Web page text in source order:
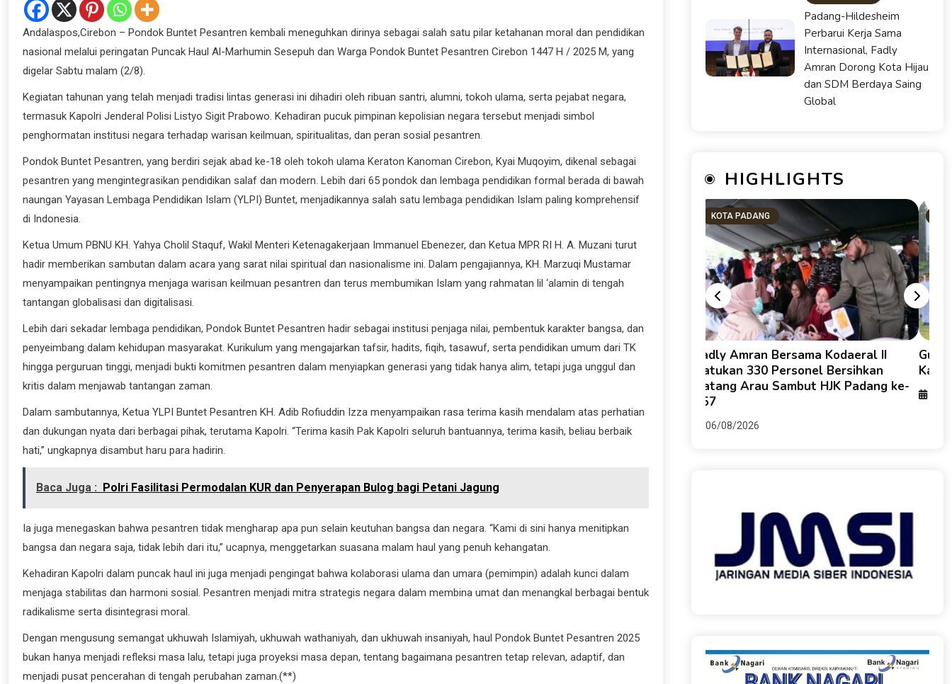
Andalaspos,Cirebon – Pondok Buntet Pesantren kembali meneguhkan dirinya sebagai salah satu pilar ketahanan moral dan pendidikan
nasional melalui peringatan Puncak Haul Al-Marhumin Sesepuh dan Warga Pondok Buntet Pesantren Cirebon 1447 H / 2025 M, yang
digelar Sabtu malam (2/8).
Kegiatan tahunan yang telah menjadi tradisi lintas generasi ini dihadiri oleh ribuan santri, alumni, tokoh ulama, serta pejabat negara,
termasuk Kapolri Jenderal Polisi Listyo Sigit Prabowo. Kehadiran pucuk pimpinan kepolisian negara tersebut menjadi simbol
penghormatan institusi negara terhadap warisan keilmuan, spiritualitas, dan peran sosial pesantren.
Pondok Buntet Pesantren, yang berdiri sejak abad ke-18 oleh tokoh ulama Keraton Kanoman Cirebon, Kyai Muqoyim, dikenal sebagai
pesantren yang mengintegrasikan pendidikan salaf dan modern. Lebih dari 65 pondok dan lembaga pendidikan formal berada di bawah
naungan Yayasan Lembaga Pendidikan Islam (YLPI) Buntet, menjadikannya salah satu lembaga pendidikan Islam paling komprehensif
di Indonesia.
Ketua Umum PBNU KH. Yahya Cholil Staquf, Wakil Menteri Ketenagakerjaan Immanuel Ebenezer, dan Ketua MPR RI H. A. Muzani turut
hadir memberikan sambutan dalam acara yang sarat nilai spiritual dan nasionalisme ini. Dalam pengajiannya, KH. Marzuqi Mustamar
menyampaikan pentingnya menjaga warisan keilmuan pesantren dan terus membumikan Islam yang rahmatan lil ‘alamin di tengah
tantangan globalisasi dan digitalisasi.
Lebih dari sekadar lembaga pendidikan, Pondok Buntet Pesantren hadir sebagai institusi penjaga nilai, pembentuk karakter bangsa, dan
penyeimbang dalam kehidupan masyarakat. Kurikulum yang mengajarkan tafsir, hadits, fiqih, tasawuf, serta pendidikan umum dari TK
hingga perguruan tinggi, menjadi bukti komitmen pesantren dalam menyiapkan generasi yang tidak hanya alim, tetapi juga unggul dan
kritis dalam menjawab tantangan zaman.
Dalam sambutannya, Ketua YLPI Buntet Pesantren KH. Adib Rofiuddin Izza menyampaikan rasa terima kasih mendalam atas perhatian
dan dukungan nyata dari berbagai pihak, terutama Kapolri. “Terima kasih Pak Kapolri seluruh bantuannya, terima kasih, beliau berbaik
hati,” ungkapnya disambut haru para hadirin.
Baca Juga : Polri Fasilitasi Permodalan KUR dan Penyerapan Bulog bagi Petani Jagung
Ia juga menegaskan bahwa pesantren tidak mengharap apa pun selain keutuhan bangsa dan negara. “Kami di sini hanya menitipkan
bangsa dan negara saja, tidak lebih dari itu,” ucapnya, menggetarkan suasana malam haul yang penuh kehangatan.
Kehadiran Kapolri dalam puncak haul ini juga menjadi pengingat bahwa kolaborasi ulama dan umara (pemimpin) adalah kunci dalam
menjaga stabilitas dan harmoni sosial. Pesantren menjadi mitra strategis negara dalam membina umat dan menangkal berbagai bentuk
radikalisme serta disintegrasi moral.
Dengan mengusung semangat ukhuwah Islamiyah, ukhuwah wathaniyah, dan ukhuwah insaniyah, haul Pondok Buntet Pesantren 2025
bukan hanya menjadi refleksi masa lalu, tetapi juga proyeksi masa depan, tentang bagaimana pesantren tetap relevan, adaptif, dan
menjadi pusat pencerahan di tengah perubahan zaman.(**)
Padang-Hildesheim
Perbarui Kerja Sama
Internasional, Fadly
Amran Dorong Kota Hijau
dan SDM Berdaya Saing
Global
HIGHLIGHTS
Perumda AM Padang Gandeng HKI dan
BPJN Sumbar Cari Solusi Kekeruhan
06/08/2026
KOTA PADANG
Fadly Amran Bersama Kodaeral II
Satukan 330 Personel Bersihkan
Batang Arau Sambut HJK Padang ke-
357
06/08/2026